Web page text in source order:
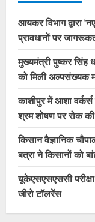
आयकर विभाग द्वारा
प्रावधानों पर
मुख्यमंत्री पुष्कर सिंह
को मिली अल्पसंख्यक
काशीपुर में आशा
श्रम शोषण पर रोक
किसान वैज्ञानिक
बत्रा ने किसानों को
यूकेएसएसएससी
जीरो टॉलरेंस